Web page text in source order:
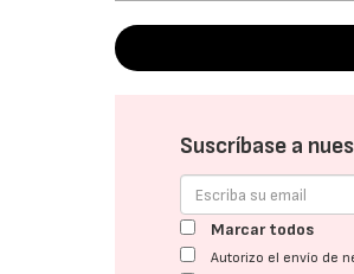
Suscríbase a
Marcar todos
Autorizo el envío de